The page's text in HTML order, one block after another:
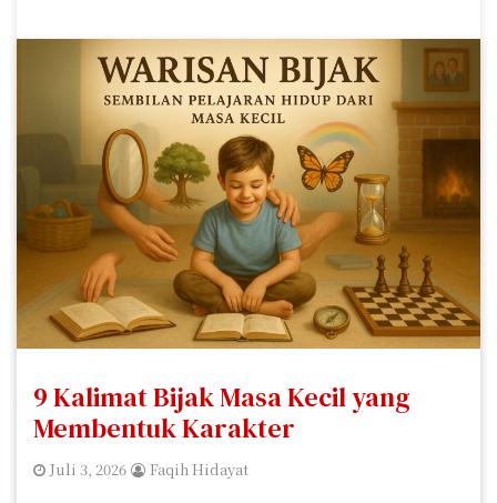
9 Kalimat Bijak Masa Kecil yang
Membentuk Karakter
Juli 3, 2026 Faqih Hidayat